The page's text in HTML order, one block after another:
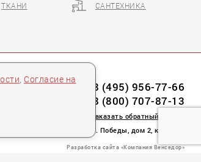
, Согласие на
ТКАНИ САНТЕХНИКА
8 (495) 956-77-66
8 (800) 707-87-13
заказать обратный звонок
пл. Победы, дом 2, корпус 2
Разработка сайта «Компания Венседор»